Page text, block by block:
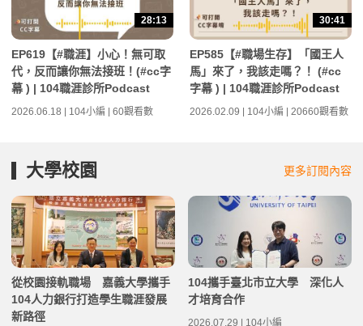
28:13
EP619【#職涯】小心！無可取
代，反而讓你無法接班！(#cc字
幕 ) | 104職涯診所Podcast
2026.06.18 | 104小編 | 60觀看數
30:41
EP585【#職場生存】「國王人
馬」來了，我該走嗎？！ (#cc
字幕 ) | 104職涯診所Podcast
2026.02.09 | 104小編 | 20660觀看數
大學校園 更多訂閱內容
從校園接軌職場 嘉義大學攜手
104人力銀行打造學生職涯發展
新路徑
104攜手臺北市立大學 深化人
才培育合作
2026.07.29 | 104小編